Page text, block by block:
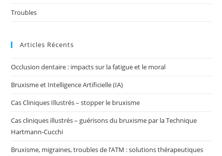
Troubles
Articles Récents
Occlusion dentaire : impacts sur la fatigue et le moral
Bruxisme et Intelligence Artificielle (IA)
Cas Cliniques Illustrés – stopper le bruxisme
Cas cliniques illustrés – guérisons du bruxisme par la Technique
Hartmann-Cucchi
Bruxisme, migraines, troubles de l’ATM : solutions thérapeutiques